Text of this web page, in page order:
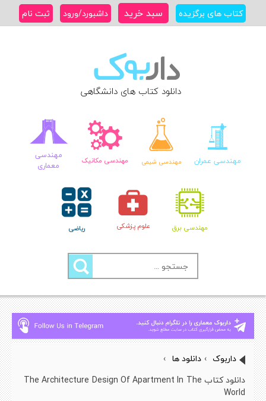
کتاب های برگزیده سبد خرید داشبورد/ورود ثبت نام
دانلود کتاب های دانشگاهی
مهندسی عمران مهندسی شیمی مهندسی مکانیک
مهندسی
معماری
مهندسی برق علوم پزشکی ریاضی
جستجو
برای:
داربوک › دانلود ها ›
دانلود کتاب The Architecture Design Of Apartment In The
World